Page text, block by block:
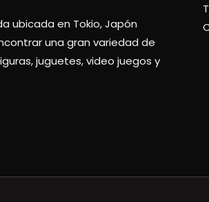
ubicada en Tokio, Japón
una gran variedad de
juguetes, video juegos y